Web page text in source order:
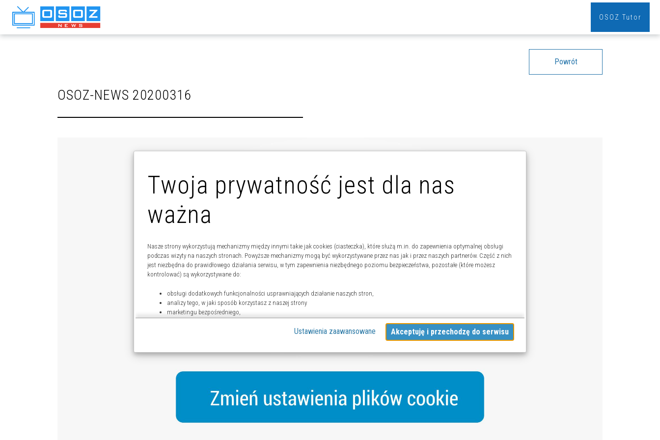
OSOZ Tutor
Powrót
OSOZ-NEWS 20200316
Twoja prywatność jest dla nas
ważna
Nasze strony wykorzystują mechanizmy między innymi takie jak cookies (ciasteczka), które służą m.in. do zapewnienia optymalnej obsługi
podczas wizyty na naszych stronach. Powyższe mechanizmy mogą być wykorzystywane przez nas jak i przez naszych partnerów. Część z nich
jest niezbędna do prawidłowego działania serwisu, w tym zapewnienia niezbędnego poziomu bezpieczeństwa, pozostałe (które możesz
kontrolować) są wykorzystywane do:
obsługi dodatkowych funkcjonalności usprawniających działanie naszych stron,
analizy tego, w jaki sposób korzystasz z naszej strony
marketingu bezpośredniego,
Kliknij „Akceptuję i przechodzę do strony”, aby wyrazić zgodę na przetwarzanie przez nas i naszych partnerów Twoich danych w powyższych
Twoich danych tylko w niektórych celach. Jeżeli chcesz dowiedzieć się więcej lub chcesz przeprowadzić konfigurację szczegółową - możesz tego
Więcej informacji na temat wykorzystywania narzędzi zewnętrznych na naszych stronach znajdziesz wPolityce cookies.
Ustawienia zaawansowane Akceptuję i przechodzę do serwisu